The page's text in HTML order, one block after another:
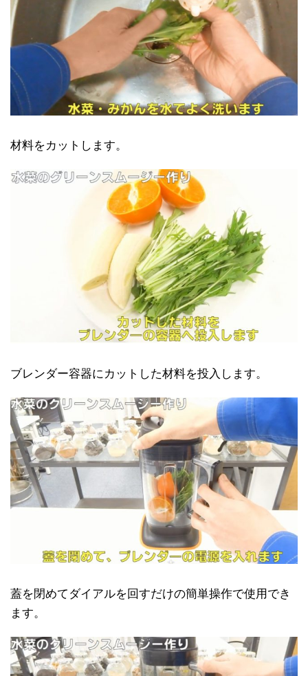
材料をカットします。
ブレンダー容器にカットした材料を投入します。
蓋を閉めてダイアルを回すだけの簡単操作で使用でき
ます。